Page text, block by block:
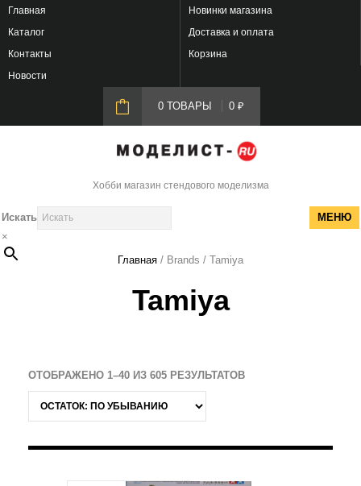
Главная
Новинки магазина
Каталог
Доставка и оплата
Контакты
Корзина
Новости
0 ТОВАРЫ 0 ₽
Хобби магазин стендового моделизма
МЕНЮ
Искать
×
Главная / Brands / Tamiya
Tamiya
ОТОБРАЖЕНО 1–40 ИЗ 605 РЕЗУЛЬТАТОВ